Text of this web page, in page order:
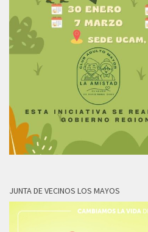
JUNTA DE VECINOS LOS MAYOS